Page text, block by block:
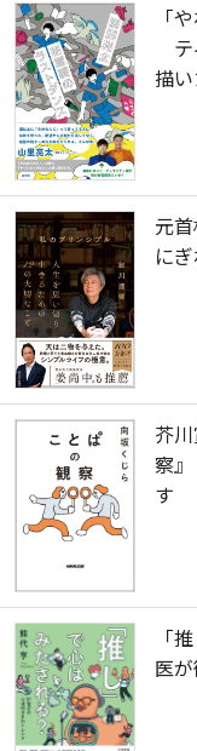
「
テ
描
元
に
芥
察
す
「
医